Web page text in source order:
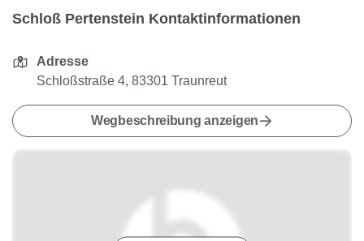
Schloß Pertenstein Kontaktinformationen
Adresse
Schloßstraße 4, 83301 Traunreut
Wegbeschreibung anzeigen